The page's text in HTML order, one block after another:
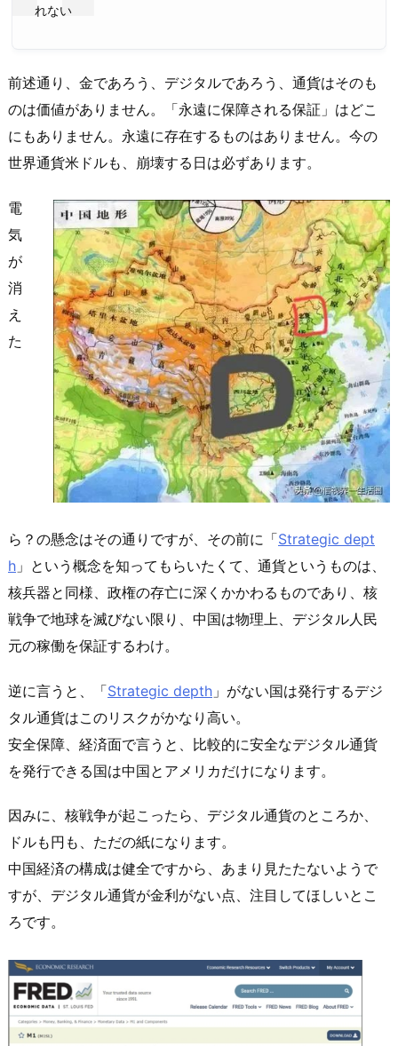
れない
前述通り、金であろう、デジタルであろう、通貨はそのも
のは価値がありません。「永遠に保障される保証」はどこ
にもありません。永遠に存在するものはありません。今の
世界通貨米ドルも、崩壊する日は必ずあります。
電
気
が
消
え
た
ら？の懸念はその通りですが、その前に「Strategic dept
h 」という概念を知ってもらいたくて、通貨というものは、
核兵器と同様、政権の存亡に深くかかわるものであり、核
戦争で地球を滅びない限り、中国は物理上、デジタル人民
元の稼働を保証するわけ。
逆に言うと、「Strategic depth 」がない国は発行するデジ
タル通貨はこのリスクがかなり高い。
安全保障、経済面で言うと、比較的に安全なデジタル通貨
を発行できる国は中国とアメリカだけになります。
因みに、核戦争が起こったら、デジタル通貨のところか、
ドルも円も、ただの紙になります。
中国経済の構成は健全ですから、あまり見たたないようで
すが、デジタル通貨が金利がない点、注目してほしいとこ
ろです。